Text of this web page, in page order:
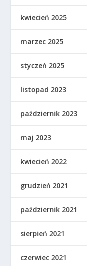
kwiecień 2025
marzec 2025
styczeń 2025
listopad 2023
październik 2023
maj 2023
kwiecień 2022
grudzień 2021
październik 2021
sierpień 2021
czerwiec 2021